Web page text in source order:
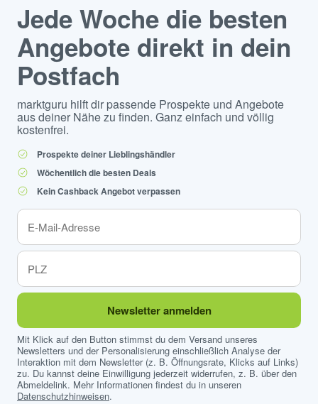
Jede Woche die besten
Angebote direkt in dein
Postfach
marktguru hilft dir passende Prospekte und Angebote
aus deiner Nähe zu finden. Ganz einfach und völlig
kostenfrei.
Prospekte deiner Lieblingshändler
Wöchentlich die besten Deals
Kein Cashback Angebot verpassen
Newsletter anmelden
Mit Klick auf den Button stimmst du dem Versand unseres
Newsletters und der Personalisierung einschließlich Analyse der
Interaktion mit dem Newsletter (z. B. Öffnungsrate, Klicks auf Links)
zu. Du kannst deine Einwilligung jederzeit widerrufen, z. B. über den
Abmeldelink. Mehr Informationen findest du in unseren
Datenschutzhinweisen.